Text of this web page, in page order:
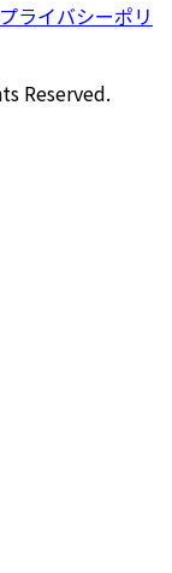
プライバシーポリ
Reserved.